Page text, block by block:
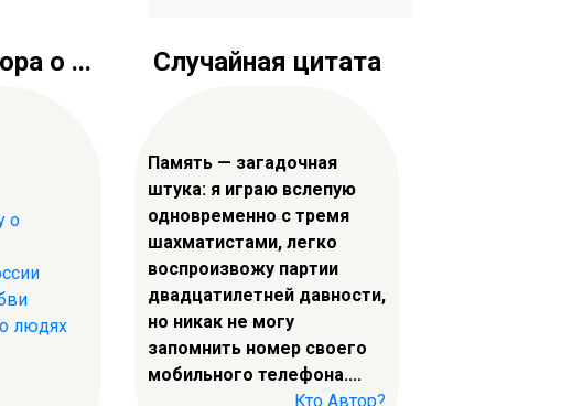
о ...
о
людях
Случайная цитата
Память — загадочная
штука: я играю вслепую
одновременно с тремя
шахматистами, легко
воспроизвожу партии
двадцатилетней давности,
но никак не могу
запомнить номер своего
мобильного телефона....
Кто Автор?